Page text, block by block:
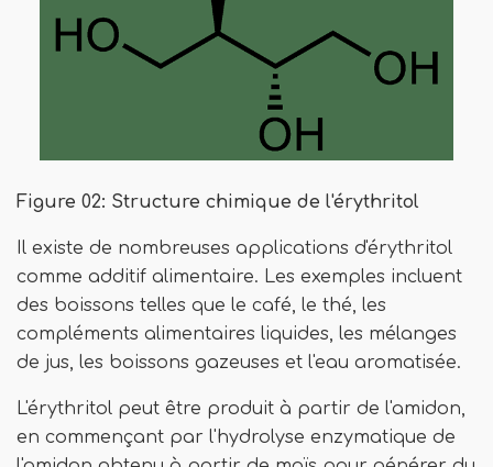
Figure 02: Structure chimique de l'érythritol
Il existe de nombreuses applications d'érythritol
comme additif alimentaire. Les exemples incluent
des boissons telles que le café, le thé, les
compléments alimentaires liquides, les mélanges
de jus, les boissons gazeuses et l'eau aromatisée.
L'érythritol peut être produit à partir de l'amidon,
en commençant par l'hydrolyse enzymatique de